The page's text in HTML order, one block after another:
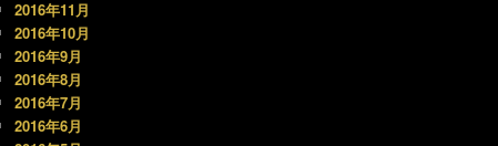
2016年11月
2016年10月
2016年9月
2016年8月
2016年7月
2016年6月